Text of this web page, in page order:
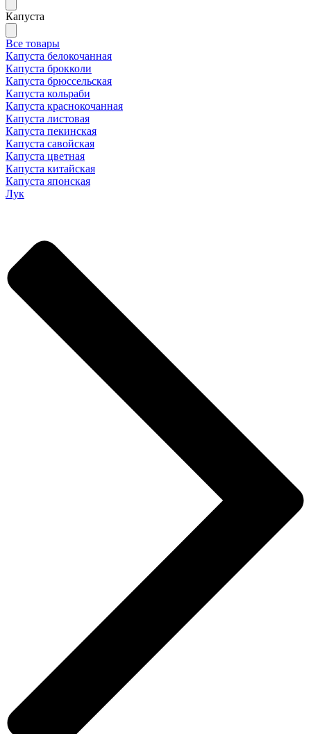
Капуста
Все товары
Капуста белокочанная
Капуста брокколи
Капуста брюссельская
Капуста кольраби
Капуста краснокочанная
Капуста листовая
Капуста пекинская
Капуста савойская
Капуста цветная
Капуста китайская
Капуста японская
Лук